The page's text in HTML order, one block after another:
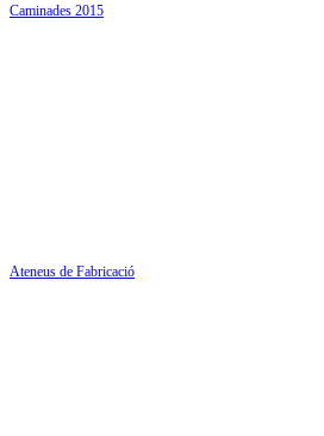
Caminades 2015
Ateneus de Fabricació